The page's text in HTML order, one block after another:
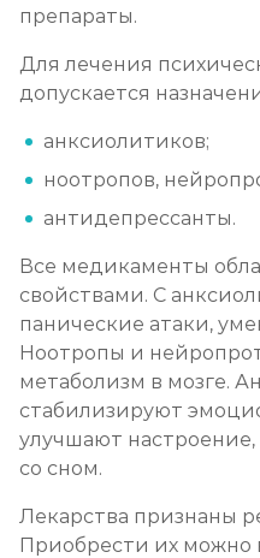
препараты.
Для лечения
допускается
анксиолитиков;
ноотропов,
антидепрессанты.
Все медикаменты
свойствами. С
панические атаки,
Ноотропы и
метаболизм в мозге.
стабилизируют
улучшают
со сном.
Лекарства признаны
Приобрести их можно